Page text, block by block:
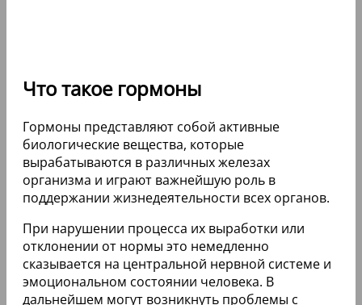
Что такое гормоны
Гормоны представляют собой активные
биологические вещества, которые
вырабатываются в различных железах
организма и играют важнейшую роль в
поддержании жизнедеятельности всех органов.
При нарушении процесса их выработки или
отклонении от нормы это немедленно
сказывается на центральной нервной системе и
эмоциональном состоянии человека. В
дальнейшем могут возникнуть проблемы с